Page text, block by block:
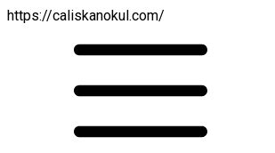
https://caliskanokul.com/